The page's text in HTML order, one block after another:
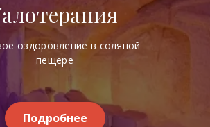
оздоровление в соляной
пещере
Подробнее